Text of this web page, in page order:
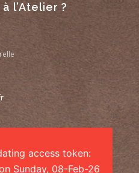
l’Atelier ?
access token:
Sunday, 08-Feb-26